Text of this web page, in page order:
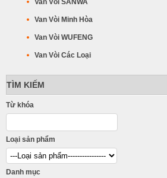
Van Vòi SANWA
Van Vòi Minh Hòa
Van Vòi WUFENG
Van Vòi Các Loại
TÌM KIẾM
Từ khóa
Loại sản phẩm
Danh mục